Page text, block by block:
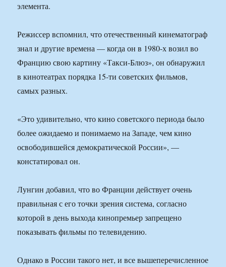
элемента.
Режиссер вспомнил, что отечественный кинематограф
знал и другие времена — когда он в 1980-х возил во
Францию свою картину «Такси-Блюз», он обнаружил
в кинотеатрах порядка 15-ти советских фильмов,
самых разных.
«Это удивительно, что кино советского периода было
более ожидаемо и понимаемо на Западе, чем кино
освободившейся демократической России», —
констатировал он.
Лунгин добавил, что во Франции действует очень
правильная с его точки зрения система, согласно
которой в день выхода кинопремьер запрещено
показывать фильмы по телевидению.
Однако в России такого нет, и все вышеперечисленное